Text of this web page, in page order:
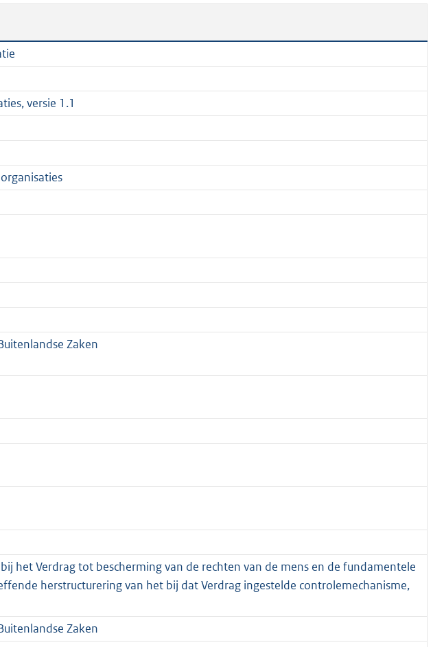
versie 1.1
Zaken
het Verdrag tot bescherming van de rechten van de mens en de fundamentele
herstructurering van het bij dat Verdrag ingestelde controlemechanisme,
Zaken